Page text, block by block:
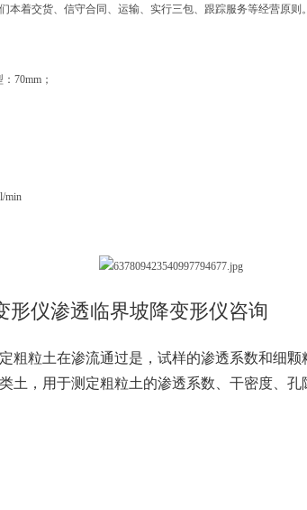
本着交货、信守合同、运输、实行三包、跟踪服务等经营原
70mm；
min
形仪渗透临界坡降变形仪咨询
粗粒土在渗流通过是，试样的渗透系数和细
土，用于测定粗粒土的渗透系数、干密度、孔